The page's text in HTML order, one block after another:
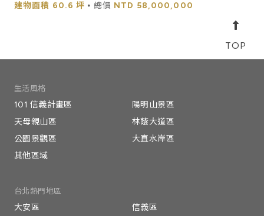
建物面積 60.6 坪 ⦁ 總價 NTD 58,000,000
生活風格
101 信義計畫區
陽明山景區
天母親山區
林蔭大道區
公園景觀區
大直水岸區
其他區域
台北熱門地區
大安區
信義區